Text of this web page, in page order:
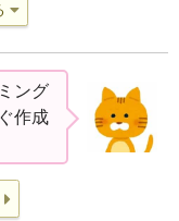
ング
作成